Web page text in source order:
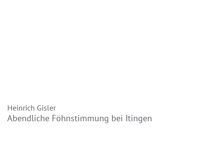
Heinrich Gisler
Abendliche Föhnstimmung bei Itingen